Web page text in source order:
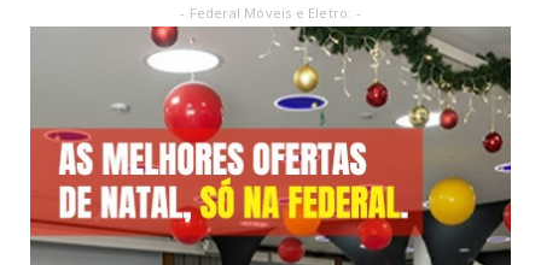
- Federal Móveis e Eletro: -